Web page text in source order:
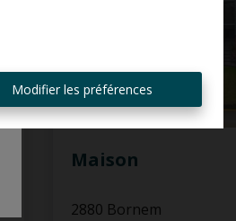
Modifier les préférences
Maison
2880 Bornem